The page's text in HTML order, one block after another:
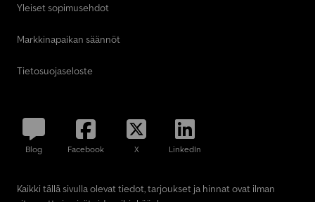
Yleiset sopimusehdot
Markkinapaikan säännöt
Tietosuojaseloste
Blog Facebook X LinkedIn
Kaikki tällä sivulla olevat tiedot, tarjoukset ja hinnat ovat ilman